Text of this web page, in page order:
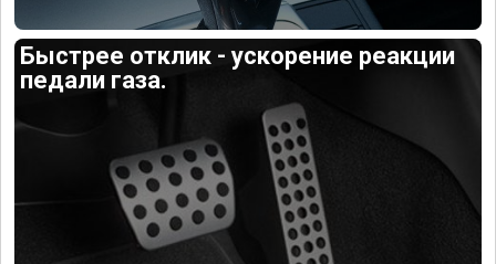
Быстрее отклик - ускорение реакции
педали газа.